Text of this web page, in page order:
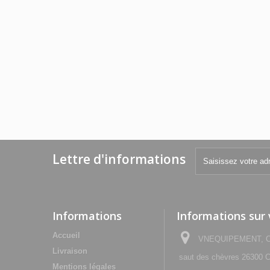
Lettre d'informations
Informations
Accueil
Livraison
Mentions légales
Informations sur
VNEQUIPEMENT,
saut des chèvres 26300